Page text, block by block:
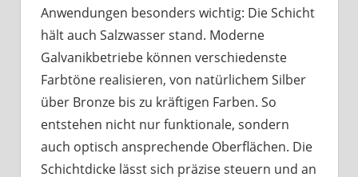
Anwendungen besonders wichtig: Die Schicht
hält auch Salzwasser stand. Moderne
Galvanikbetriebe können verschiedenste
Farbtöne realisieren, von natürlichem Silber
über Bronze bis zu kräftigen Farben. So
entstehen nicht nur funktionale, sondern
auch optisch ansprechende Oberflächen. Die
Schichtdicke lässt sich präzise steuern und an